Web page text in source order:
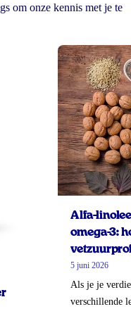
om onze kennis met je te
Alfa-
omega-3:
5 juni 2026
Als je je
verschillende